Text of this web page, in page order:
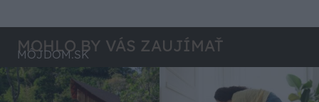
MOHLO BY VÁS ZAUJÍMAŤ
MÔJDOM.SK